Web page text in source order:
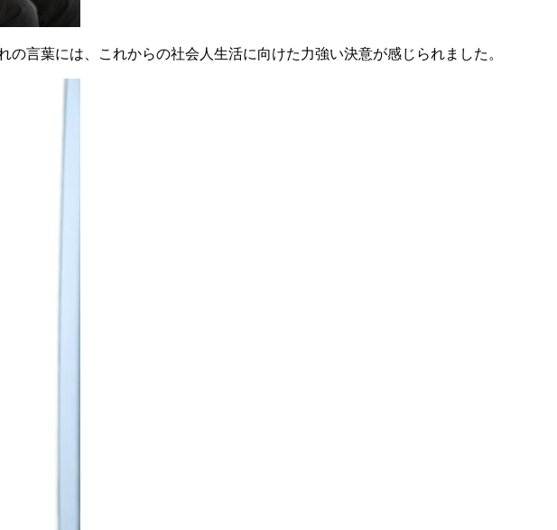
言葉には、これからの社会人生活に向けた力強い決意が感じられました。